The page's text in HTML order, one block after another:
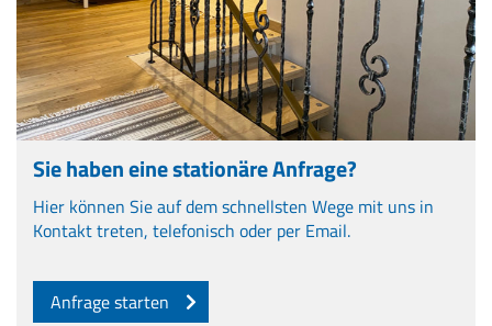
Sie haben eine stationäre Anfrage?
Hier können Sie auf dem schnellsten Wege mit uns in
Kontakt treten, telefonisch oder per Email.
Anfrage starten